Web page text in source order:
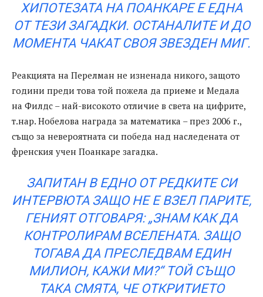
ХИПОТЕЗАТА НА ПОАНКАРЕ Е ЕДНА
ОТ ТЕЗИ ЗАГАДКИ. ОСТАНАЛИТЕ И ДО
МОМЕНТА ЧАКАТ СВОЯ ЗВЕЗДЕН МИГ.
Реакцията на Перелман не изненада никого, защото
години преди това той пожела да приеме и Медала
на Филдс – най-високото отличие в света на цифрите,
т.нар. Нобелова награда за математика – през 2006 г.,
също за невероятната си победа над наследената от
френския учен Поанкаре загадка.
ЗАПИТАН В ЕДНО ОТ РЕДКИТЕ СИ
ИНТЕРВЮТА ЗАЩО НЕ Е ВЗЕЛ ПАРИТЕ,
ГЕНИЯТ ОТГОВАРЯ: „ЗНАМ КАК ДА
КОНТРОЛИРАМ ВСЕЛЕНАТА. ЗАЩО
ТОГАВА ДА ПРЕСЛЕДВАМ ЕДИН
МИЛИОН, КАЖИ МИ?“ ТОЙ СЪЩО
ТАКА СМЯТА, ЧЕ ОТКРИТИЕТО